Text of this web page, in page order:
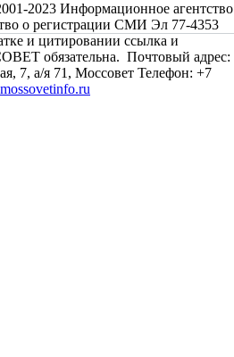
2023 Информационное агентство
о регистрации СМИ Эл 77-4353
и цитировании ссылка и
обязательна. Почтовый адрес:
7, а/я 71, Моссовет Телефон: +7